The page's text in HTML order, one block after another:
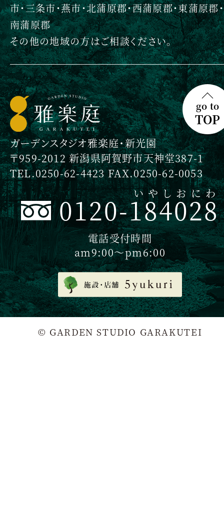
市・三条市・燕市・北蒲原郡・西蒲原郡・東蒲原郡・
南蒲原郡
その他の地域の方はご相談ください。
ガーデンスタジオ雅楽庭・新光園
〒959-2012 新潟県阿賀野市天神堂387-1
TEL.0250-62-4423 FAX.0250-62-0053
0120-184028
いやしおにわ
電話受付時間
am9:00〜pm6:00
go to
TOP
© GARDEN STUDIO GARAKUTEI